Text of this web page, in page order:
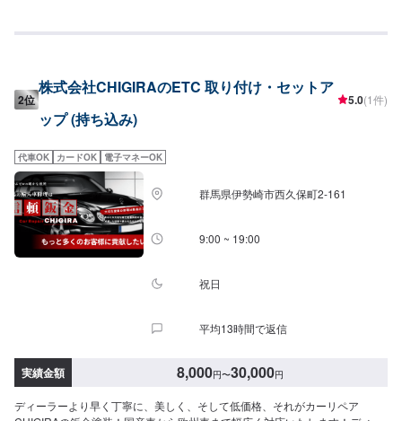
修理いたします。線キズからへこみ・塗装の色あせや剥げなどお客様の大切
りと判断し、適切な修理の方法をご提案いたします。フロンガス交換機有！
最新車種のエアコン修理も対応できます！全員業界歴20年以上の大ベテラン
の作業員です。お客様の愛車をご安心してお任せください！-----------------------
見積りにご納得いただければ作業開始【4】仕上がり次第納車-----------パーツ
持ち込みについて-----------パーツの持ち込み可能です。オファーにて詳細をお
願い致します。【定休日・営業時間】定休日：日曜日、祝日営業時間：
8:30~17:30
2位
株式会社CHIGIRAのETC 取り付け・セットア
ップ (持ち込み)
5.0(1件)
代車OK カードOK 電子マネーOK
群馬県伊勢崎市西久保町2-161
9:00 ~ 19:00
祝日
平均13時間で返信
実績金額 8,000円〜30,000円
ディーラーより早く丁寧に、美しく、そして低価格、それがカーリペア